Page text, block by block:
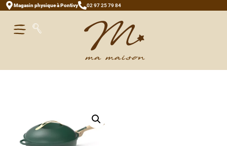
Magasin physique à Pontivy 02 97 25 79 84